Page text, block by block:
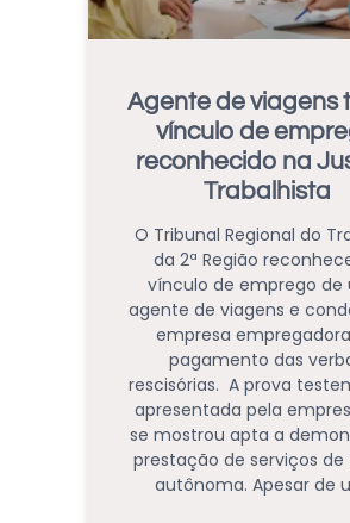
Agente de viagens
vínculo de
reconhecido na
Trabalhista
O Tribunal Regional do
da 2ª Região
vínculo de emprego de
agente de viagens e
empresa
pagamento das
rescisórias. A prova
apresentada pela
se mostrou apta a
prestação de serviços
autônoma. Apesar de